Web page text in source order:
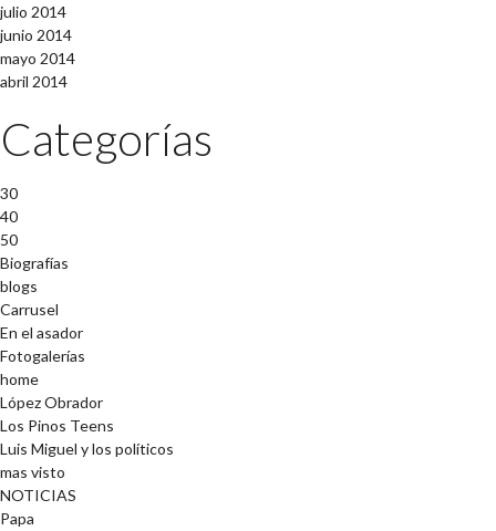
julio 2014
junio 2014
mayo 2014
abril 2014
Categorías
30
40
50
Biografías
blogs
Carrusel
En el asador
Fotogalerías
home
López Obrador
Los Pinos Teens
Luis Miguel y los políticos
mas visto
NOTICIAS
Papa